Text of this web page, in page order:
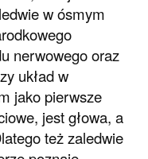
w ósmym
nerwowego oraz
układ w
jako pierwsze
jest głowa, a
też zaledwie